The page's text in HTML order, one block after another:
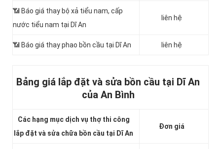
📶 Báo giá thay bộ xả tiểu nam, cấp
nước tiểu nam tại Dĩ An
liên hệ
📶 Báo giá thay phao bồn cầu tại Dĩ An liên hệ
Bảng giá lắp đặt và sửa bồn cầu tại Dĩ An
của An Bình
Các hạng mục dịch vụ thợ thi công
lắp đặt và sửa chữa bồn cầu tại Dĩ An
Đơn giá